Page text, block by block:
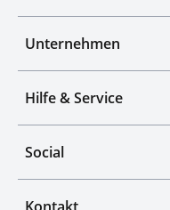
Unternehmen
Hilfe & Service
Social